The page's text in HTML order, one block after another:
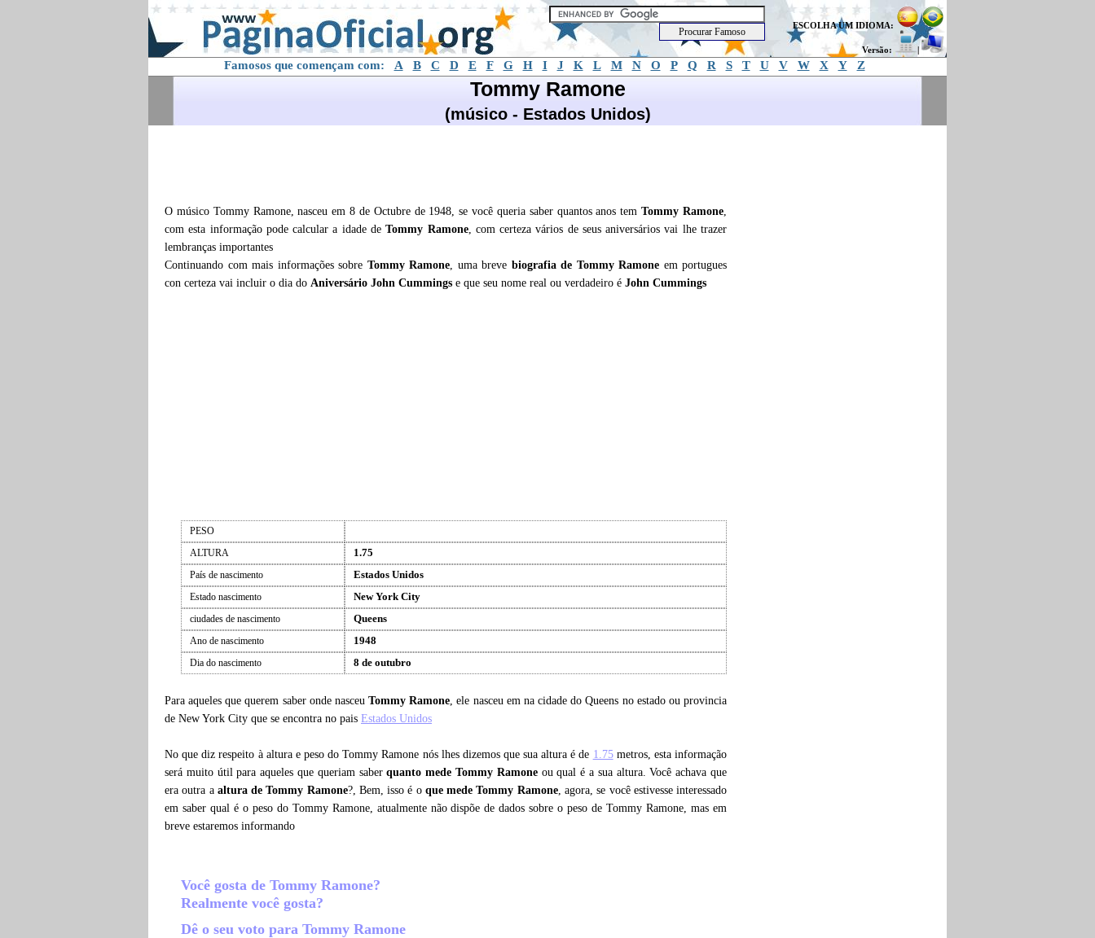
ESCOLHA UM IDIOMA:
Versão: |
Famosos que començam com: A B C D E F G H I J K L M N O P Q R S T U V W X Y Z
Tommy Ramone
(músico - Estados Unidos)
O músico Tommy Ramone, nasceu em 8 de Octubre de 1948, se você queria saber quantos anos temTommy Ramone,
com esta informação pode calcular a idade deTommy Ramone, com certeza vários de seus aniversários vai lhe trazer
lembranças importantes
Continuando com mais informações sobre Tommy Ramone, uma breve biografia de Tommy Ramone em portugues
con certeza vai incluir o dia do Aniversário John Cummings e que seu nome real ou verdadeiro é John Cummings
PESO
ALTURA
1.75
País de nascimento Estados Unidos
Estado nascimento New York City
ciudades de nascimento Queens
Ano de nascimento 1948
Dia do nascimento 8 de outubro
Para aqueles que querem saber onde nasceuTommy Ramone, ele nasceu em na cidade do Queens no estado ou provincia
de New York City que se encontra no pais Estados Unidos
No que diz respeito à altura e peso do Tommy Ramone nós lhes dizemos que sua altura é de 1.75metros, esta informação
será muito útil para aqueles que queriam saberquanto mede Tommy Ramoneou qual é a sua altura. Você achava que
era outra a altura de Tommy Ramone?, Bem, isso é o que mede Tommy Ramone, agora, se você estivesse interessado
em saber qual é o peso do Tommy Ramone, atualmente não dispõe de dados sobre o peso de Tommy Ramone, mas em
breve estaremos informando
Você gosta de Tommy Ramone?
Realmente você gosta?
Dê o seu voto para Tommy Ramone